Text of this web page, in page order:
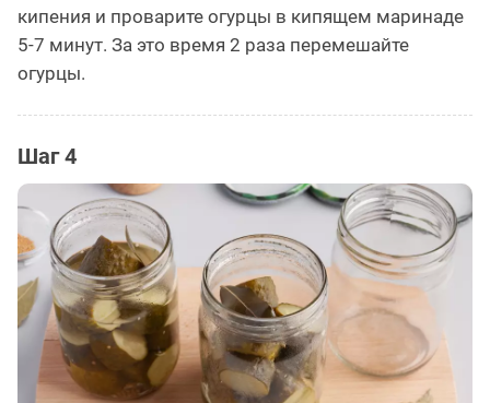
кипения и проварите огурцы в кипящем маринаде
5-7 минут. За это время 2 раза перемешайте
огурцы.
Шаг 4